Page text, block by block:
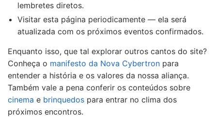
lembretes diretos.
Visitar esta página periodicamente — ela será
atualizada com os próximos eventos confirmados.
Enquanto isso, que tal explorar outros cantos do site?
Conheça o manifesto da Nova Cybertron para
entender a história e os valores da nossa aliança.
Também vale a pena conferir os conteúdos sobre
cinema e brinquedos para entrar no clima dos
próximos encontros.